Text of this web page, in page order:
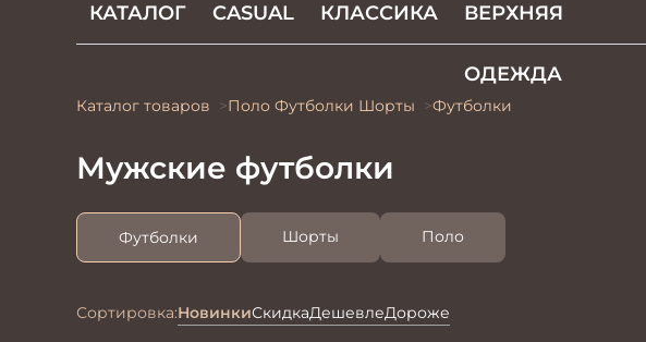
КАТАЛОГ CASUAL КЛАССИКА ВЕРХНЯЯ
ОДЕЖДА
Каталог товаров Поло Футболки Шорты Футболки
Мужские футболки
Футболки Шорты Поло
Сортировка:НовинкиСкидкаДешевлеДороже